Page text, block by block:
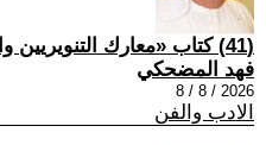
(41) كتاب «معارك التنويريين والأصوليين في أوروبا»
فهد المضحكي
2026 / 8 / 8
الادب والفن